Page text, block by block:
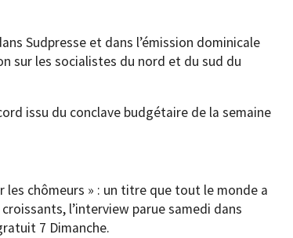
Sudpresse et dans l’émission dominicale
sur les socialistes du nord et du sud du
issu du conclave budgétaire de la semaine
chômeurs » : un titre que tout le monde a
l’interview parue samedi dans
7 Dimanche.